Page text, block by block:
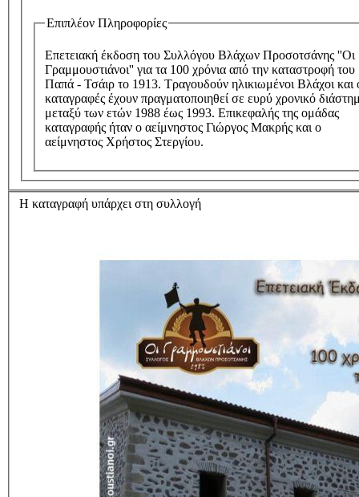
Επιπλέον Πληροφορίες
Επετειακή έκδοση του Συλλόγου Βλάχων Προσοτσάνης ''Οι
Γραμμουστιάνοι'' για τα 100 χρόνια από την καταστροφή του
Παπά - Τσάιρ το 1913. Τραγουδούν ηλικιωμένοι Βλάχοι και
καταγραφές έχουν πραγματοποιηθεί σε ευρύ χρονικό
μεταξύ των ετών 1988 έως 1993. Επικεφαλής της ομάδας
καταγραφής ήταν ο αείμνηστος Γιώργος Μακρής και ο
αείμνηστος Χρήστος Στεργίου.
Η καταγραφή υπάρχει στη συλλογή